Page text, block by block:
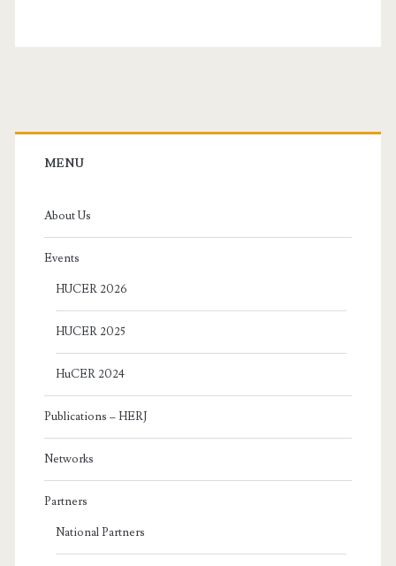
Primary
Sidebar
MENU
About Us
Events
HUCER 2026
HUCER 2025
HuCER 2024
Publications – HERJ
Networks
Partners
National Partners